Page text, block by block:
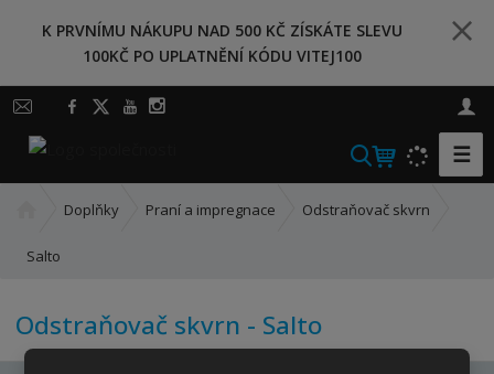
K PRVNÍMU NÁKUPU NAD 500 KČ ZÍSKÁTE SLEVU
100KČ PO UPLATNĚNÍ KÓDU VITEJ100
V
y
h
t
☰
o
í
s
Doplňky Praní a impregnace Odstraňovač skvrn
Salto
Odstraňovač skvrn - Salto